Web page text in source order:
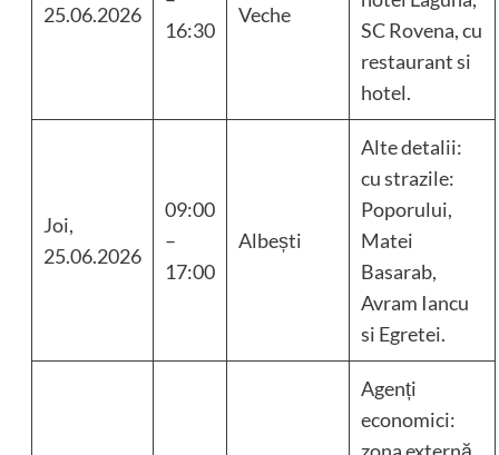
25.06.2026
16:30
Veche
SC Rovena, cu
restaurant si
hotel.
Joi,
25.06.2026
09:00
–
17:00
Albești
Alte detalii:
cu strazile:
Poporului,
Matei
Basarab,
Avram Iancu
si Egretei.
Agenți
economici: